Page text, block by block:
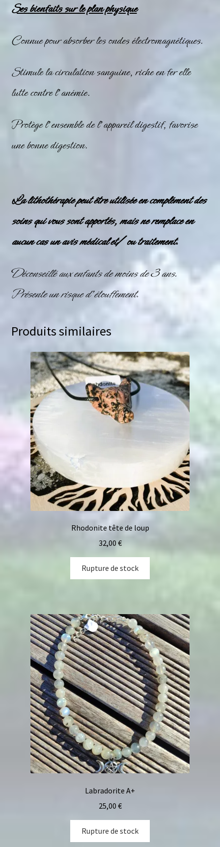
Ses bienfaits sur le plan physique
Connue pour absorber les ondes électromagnétiques.
Stimule la circulation sanguine, riche en fer elle
lutte contre l’anémie.
Protège l’ensemble de l’appareil digestif, favorise
une bonne digestion.
La lithothérapie peut être utilisée en complément des
soins qui vous sont apportés, mais ne remplace en
aucun cas un avis médical et/ ou traitement.
Déconseillé aux enfants de moins de 3 ans.
Présente un risque d’étouffement.
Produits similaires
Rhodonite tête de loup
32,00 €
Rupture de stock
Labradorite A+
25,00 €
Rupture de stock